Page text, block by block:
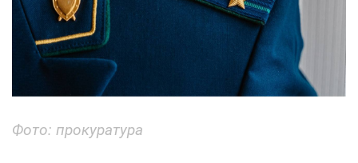
Фото: прокуратура